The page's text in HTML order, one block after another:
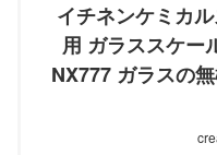
イチネンケミカ
用 ガラススケー
NX777 ガラスの